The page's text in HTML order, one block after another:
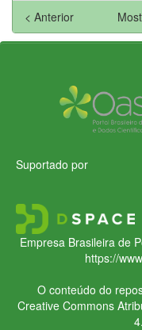
< Anterior
Suportado por
Empresa Brasileira de
https://
O conteúdo do
Creative Commons